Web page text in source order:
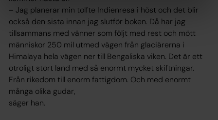
– Jag planerar min tolfte Indienresa i höst och det blir
också den sista innan jag slutför boken. Då har jag
tillsammans med vänner som följt med rest och mött
människor 250 mil utmed vägen från glaciärerna i
Himalaya hela vägen ner till Bengaliska viken. Det är ett
otroligt stort land med så enormt mycket skiftningar.
Från rikedom till enorm fattigdom. Och med enormt
många olika gudar,
säger han.